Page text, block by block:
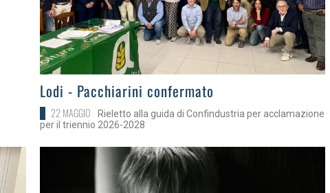
>Lodi - Pacchiarini confermato
22 MAGGIO
Rieletto alla guida di Confindustria per acclamazione
per il triennio 2026-2028